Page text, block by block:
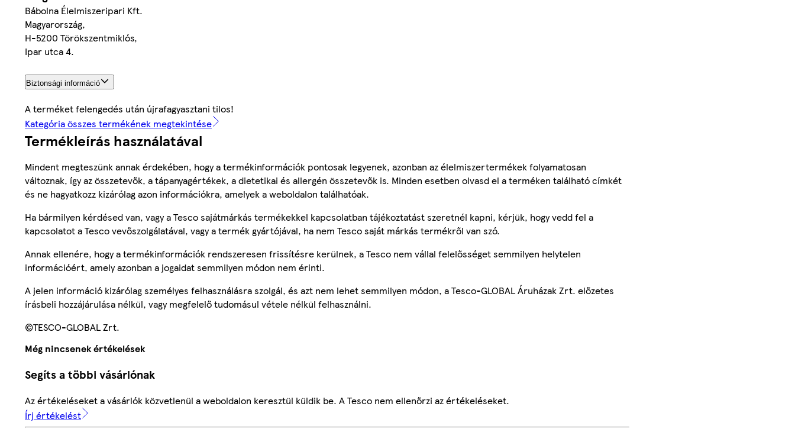
Bábolna Élelmiszeripari Kft.
Magyarország,
H-5200 Törökszentmiklós,
Ipar utca 4.
Biztonsági információ
A terméket felengedés után újrafagyasztani tilos!
Kategória összes termékének megtekintése
Termékleírás használatával
Mindent megteszünk annak érdekében, hogy a termékinformációk pontosak legyenek, azonban az élelmiszertermékek folyamatosan
változnak, így az összetevők, a tápanyagértékek, a dietetikai és allergén összetevők is. Minden esetben olvasd el a terméken található címkét
és ne hagyatkozz kizárólag azon információkra, amelyek a weboldalon találhatóak.
Ha bármilyen kérdésed van, vagy a Tesco sajátmárkás termékekkel kapcsolatban tájékoztatást szeretnél kapni, kérjük, hogy vedd fel a
kapcsolatot a Tesco vevőszolgálatával, vagy a termék gyártójával, ha nem Tesco saját márkás termékről van szó.
Annak ellenére, hogy a termékinformációk rendszeresen frissítésre kerülnek, a Tesco nem vállal felelősséget semmilyen helytelen
információért, amely azonban a jogaidat semmilyen módon nem érinti.
A jelen információ kizárólag személyes felhasználásra szolgál, és azt nem lehet semmilyen módon, a Tesco-GLOBAL Áruházak Zrt. előzetes
írásbeli hozzájárulása nélkül, vagy megfelelő tudomásul vétele nélkül felhasználni.
©TESCO-GLOBAL Zrt.
Még nincsenek értékelések
Segíts a többi vásárlónak
Az értékeléseket a vásárlók közvetlenül a weboldalon keresztül küldik be. A Tesco nem ellenőrzi az értékeléseket.
Írj értékelést